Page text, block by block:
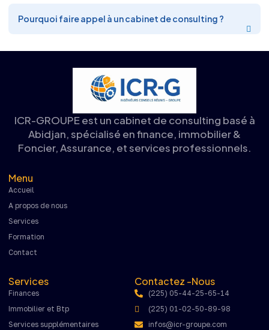
Pourquoi faire appel à un cabinet de consulting ?
ICR-GROUPE est un cabinet de consulting basé à
Abidjan, spécialisé en finance, immobilier &
Foncier, Assurance, et services professionnels.
Menu
Accueil
A propos de nous
Services
Formation
Contact
Services
Finances
Immobilier et Btp
Services supplémentaires
Contactez -Nous
(225) 05-44-25-65-14
(225) 01-02-50-89-98
infos@icr-groupe.com